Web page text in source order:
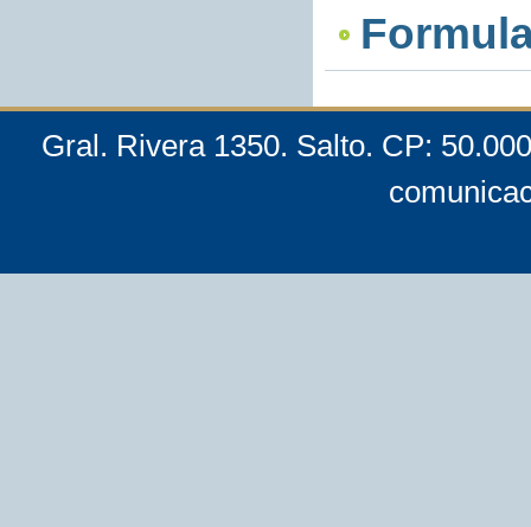
Gral. Rivera 1350. Salto. CP: